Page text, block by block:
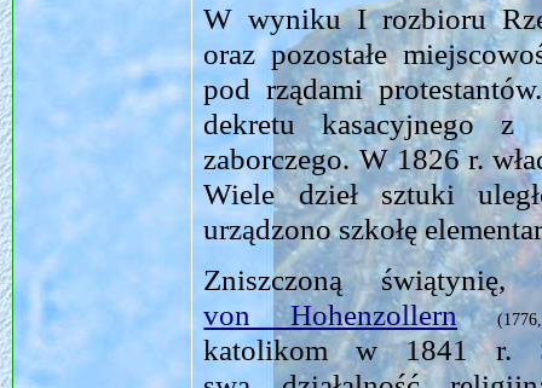
W wyniku I rozbioru
oraz pozostałe
pod rządami
dekretu kasacyjnego z
zaborczego. W 1826 r.
Wiele dzieł sztuki
urządzono szkołę
Zniszczoną
von Hohenzollern
katolikom w 1841 r.